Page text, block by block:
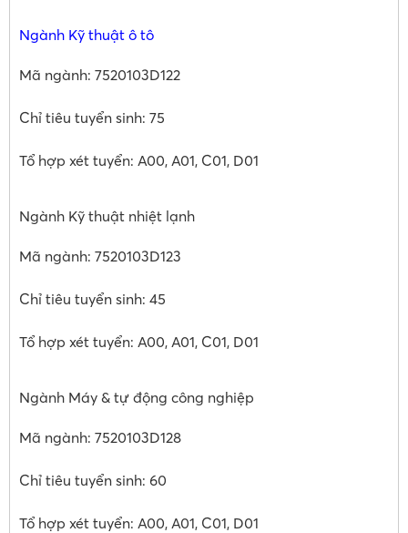
Ngành Kỹ thuật ô tô
Mã ngành: 7520103D122
Chỉ tiêu tuyển sinh: 75
Tổ hợp xét tuyển: A00, A01, C01, D01
Ngành Kỹ thuật nhiệt lạnh
Mã ngành: 7520103D123
Chỉ tiêu tuyển sinh: 45
Tổ hợp xét tuyển: A00, A01, C01, D01
Ngành Máy & tự động công nghiệp
Mã ngành: 7520103D128
Chỉ tiêu tuyển sinh: 60
Tổ hợp xét tuyển: A00, A01, C01, D01